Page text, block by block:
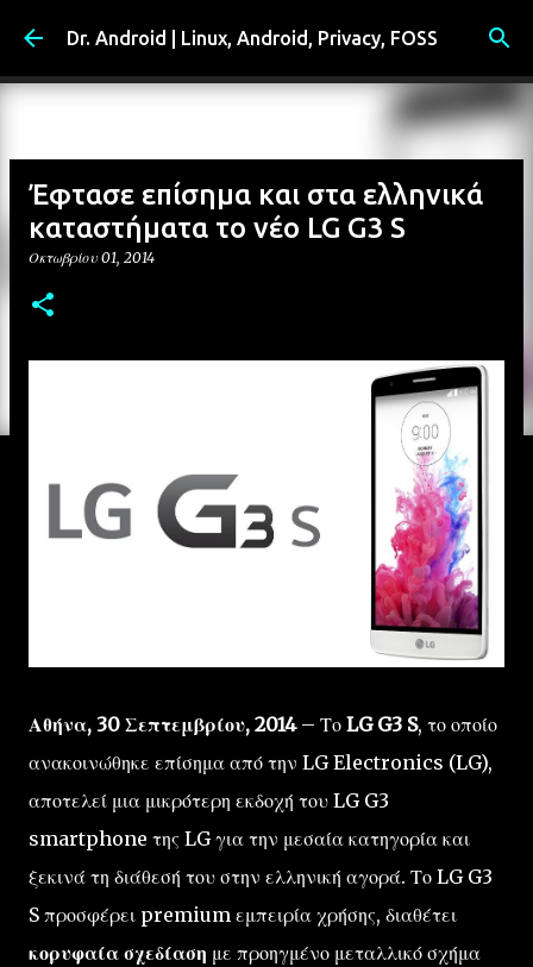
Μετάβαση στο κύριο περιεχόμενο
Dr. Android | Linux, Android, Privacy, FOSS
Έφτασε επίσημα και στα ελληνικά
καταστήματα το νέο LG G3 S
Οκτωβρίου 01, 2014
Αθήνα, 30 Σεπτεμβρίου, 2014– Το LG G3 S, το οποίο
ανακοινώθηκε επίσημα από την LG Electronics (LG),
αποτελεί μια μικρότερη εκδοχή του LG G3
smartphone της LG για την μεσαία κατηγορία και
ξεκινά τη διάθεσή του στην ελληνική αγορά. Το LG G3
S προσφέρει premium εμπειρία χρήσης, διαθέτει
κορυφαία σχεδίαση με προηγμένο μεταλλικό σχήμα